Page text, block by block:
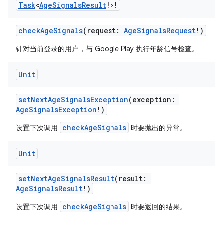
Task<AgeSignalsResult!>!
checkAgeSignals(request: AgeSignalsRequest!)
针对当前登录的用户，与 Google Play 执行年龄信号检查。
Unit
setNextAgeSignalsException(exception:
AgeSignalsException !)
设置下次调用 checkAgeSignals 时要抛出的异常。
Unit
setNextAgeSignalsResult(result:
AgeSignalsResult!)
设置下次调用 checkAgeSignals 时要返回的结果。